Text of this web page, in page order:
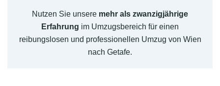
Nutzen Sie unsere mehr als zwanzigjährige
Erfahrung im Umzugsbereich für einen
reibungslosen und professionellen Umzug von Wien
nach Getafe.